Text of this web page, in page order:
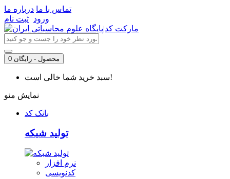
تماس با ما درباره ما
ورود ثبت نام
0 محصول - رایگان
سبد خرید شما خالی است!
نمایش منو
بانک کد
تولید شبکه
نرم افزار
کدنویسی